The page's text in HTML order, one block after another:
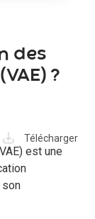
des
?
Télécharger
est une